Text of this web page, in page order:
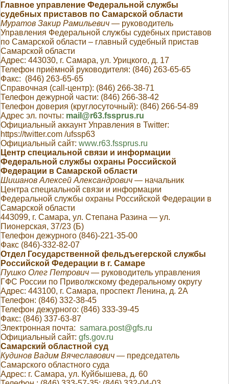
Главное управление Федеральной службы
судебных приставов по Самарской области
Муратов Закир Рамильевич — руководитель
Управления Федеральной службы судебных приставов
по Самарской области – главный судебный пристав
Самарской области
Адрес: 443030, г. Самара, ул. Урицкого, д. 17
Телефон приёмной руководителя: (846) 263-65-65
Факс: (846) 263-65-65
Справочная (call-центр): (846) 266-38-71
Телефон дежурной части: (846) 266-38-42
Телефон доверия (круглосуточный): (846) 266-54-89
Адрес эл. почты: mail@r63.fssprus.ru
Официальный аккаунт Управления в Twitter:
https://twitter.com /ufssp63
Официальный сайт: www.r63.fssprus.ru
Центр специальной связи и информации
Федеральной службы охраны Российской
Федерации в Самарской области
Шишанов Алексей Александрович — начальник
Центра специальной связи и информации
Федеральной службы охраны Российской Федерации в
Самарской области
443099, г. Самара, ул. Степана Разина — ул.
Пионерская, 37/23 (Б)
Телефон дежурного (846)-221-35-00
Факс (846)-332-82-07
Отдел Государственной фельдъегерской службы
Российской Федерации в г. Самаре
Пушко Олег Петрович — руководитель управления
ГФС России по Приволжскому федеральному округу
Адрес: 443100, г. Самара, проспект Ленина, д. 2А
Телефон: (846) 332-38-45
Телефон дежурного: (846) 333-39-45
Факс: (846) 337-63-87
Электронная почта: samara.post@gfs.ru
Официальный сайт: gfs.gov.ru
Самарский областной суд
Кудинов Вадим Вячеславович — председатель
Самарского областного суда
Адрес: г. Самара, ул. Куйбышева, д. 60